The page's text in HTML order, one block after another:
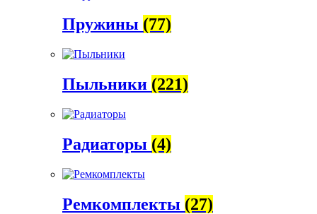
Пружины (77)
Пыльники (221)
Радиаторы (4)
Ремкомплекты (27)